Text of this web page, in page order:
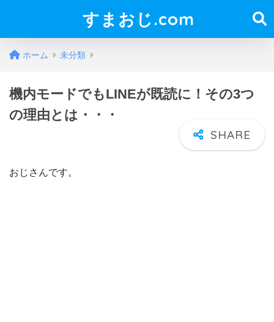
すまおじ.com
ホーム 未分類
機内モードでもLINEが既読に！その3つ
の理由とは・・・
おじさんです。